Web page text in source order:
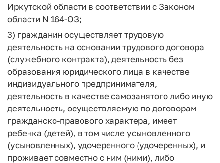
Иркутской области в соответствии с Законом
области N 164-ОЗ;
3) гражданин осуществляет трудовую
деятельность на основании трудового договора
(служебного контракта), деятельность без
образования юридического лица в качестве
индивидуального предпринимателя,
деятельность в качестве самозанятого либо иную
деятельность, осуществляемую по договорам
гражданско-правового характера, имеет
ребенка (детей), в том числе усыновленного
(усыновленных), удочеренного (удочеренных), и
проживает совместно с ним (ними), либо